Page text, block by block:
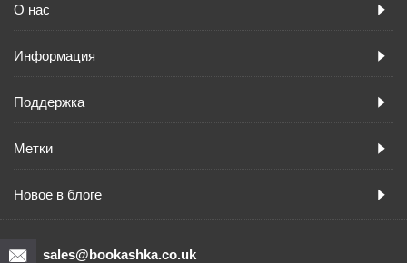
О нас
Информация
Поддержка
Метки
Новое в блоге
sales@bookashka.co.uk